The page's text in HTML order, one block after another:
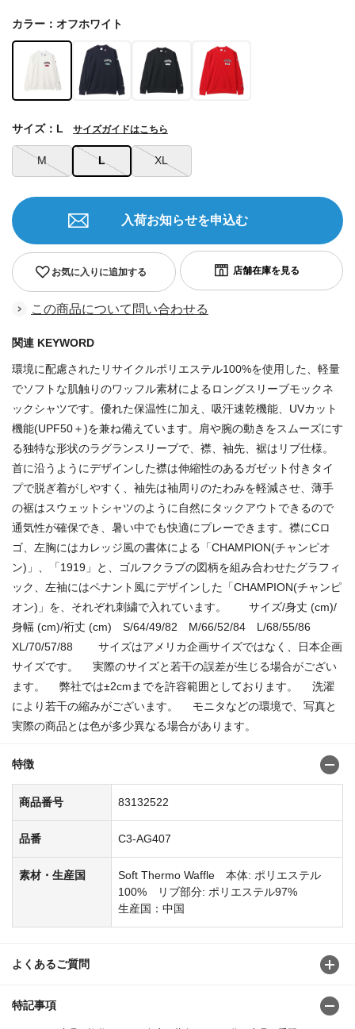
カラー：オフホワイト
M L XL
サイズ：L サイズガイドはこちら
お気に入りに追加する
入荷お知らせを申込む
この商品について問い合わせる
関連 KEYWORD
環境に配慮されたリサイクルポリエステル100%を使用した、軽量
でソフトな肌触りのワッフル素材によるロングスリーブモックネ
ックシャツです。優れた保温性に加え、吸汗速乾機能、UVカット
機能(UPF50＋)を兼ね備えています。肩や腕の動きをスムーズにす
る独特な形状のラグランスリーブで、襟、袖先、裾はリブ仕様。
首に沿うようにデザインした襟は伸縮性のあるガゼット付きタイ
プで脱ぎ着がしやすく、袖先は袖周りのたわみを軽減させ、薄手
の裾はスウェットシャツのように自然にタックアウトできるので
通気性が確保でき、暑い中でも快適にプレーできます。襟にCロ
ゴ、左胸にはカレッジ風の書体による「CHAMPION(チャンピオ
ン)」、「1919」と、ゴルフクラブの図柄を組み合わせたグラフィ
ック、左袖にはペナント風にデザインした「CHAMPION(チャンピ
オン)」を、それぞれ刺繍で入れています。 サイズ/身丈 (cm)/
身幅 (cm)/裄丈 (cm) S/64/49/82 M/66/52/84 L/68/55/86
XL/70/57/88 サイズはアメリカ企画サイズではなく、日本企画
サイズです。 実際のサイズと若干の誤差が生じる場合がござい
ます。 弊社では±2cmまでを許容範囲としております。 洗濯
により若干の縮みがございます。 モニタなどの環境で、写真と
実際の商品とは色が多少異なる場合があります。
特徴
商品番号 83132522
品番 C3-AG407
素材・生産国
Soft Thermo Waffle 本体: ポリエステル
100% リブ部分: ポリエステル97%
生産国：中国
よくあるご質問
特記事項